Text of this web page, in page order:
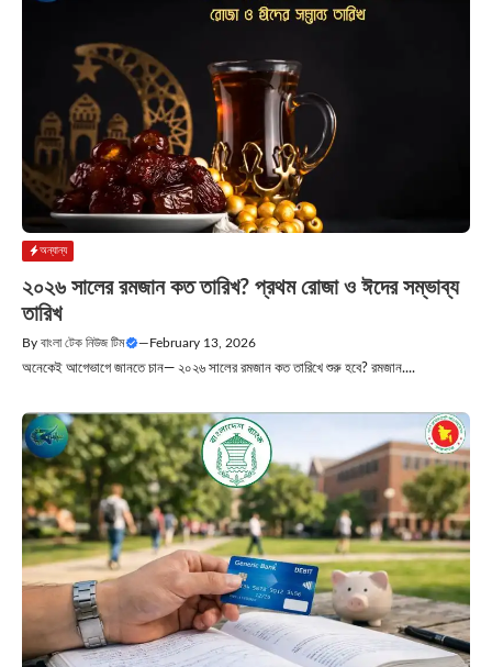
অন্যান্য
২০২৬ সালের রমজান কত তারিখ? প্রথম রোজা ও ঈদের সম্ভাব্য
তারিখ
By বাংলা টেক নিউজ টিম —February 13, 2026
অনেকেই আগেভাগে জানতে চান— ২০২৬ সালের রমজান কত তারিখে শুরু হবে? রমজান....